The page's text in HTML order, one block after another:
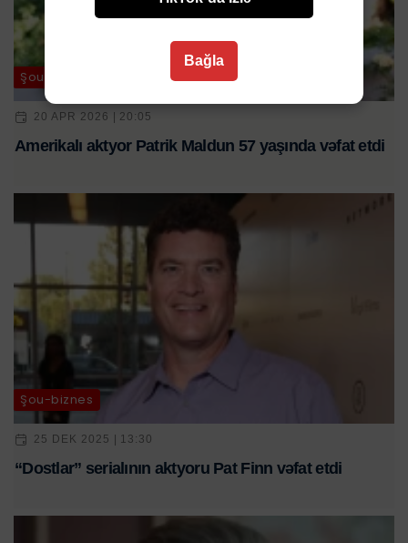
Şou-biznes
20 APR 2026 | 20:05
Amerikalı aktyor Patrik Maldun 57 yaşında vəfat etdi
Şou-biznes
25 DEK 2025 | 13:30
“Dostlar” serialının aktyoru Pat Finn vəfat etdi
Bağla